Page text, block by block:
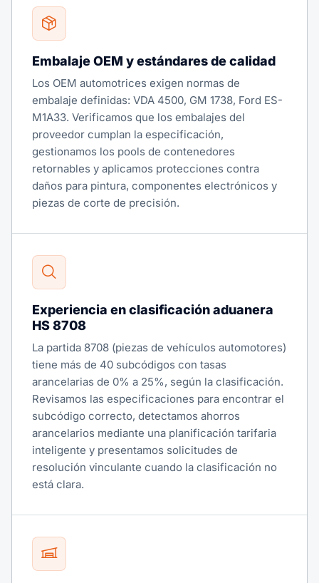
Embalaje OEM y estándares de calidad
Los OEM automotrices exigen normas de
embalaje definidas: VDA 4500, GM 1738, Ford ES-
M1A33. Verificamos que los embalajes del
proveedor cumplan la especificación,
gestionamos los pools de contenedores
retornables y aplicamos protecciones contra
daños para pintura, componentes electrónicos y
piezas de corte de precisión.
Experiencia en clasificación aduanera
HS 8708
La partida 8708 (piezas de vehículos automotores)
tiene más de 40 subcódigos con tasas
arancelarias de 0% a 25%, según la clasificación.
Revisamos las especificaciones para encontrar el
subcódigo correcto, detectamos ahorros
arancelarios mediante una planificación tarifaria
inteligente y presentamos solicitudes de
resolución vinculante cuando la clasificación no
está clara.